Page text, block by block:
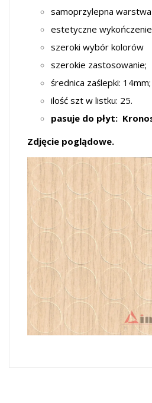
samoprzylepna
estetyczne
szeroki wybór kolorów
szerokie zastosowanie;
średnica zaślepki: 14mm;
ilość szt w listku: 25.
pasuje do płyt:
Zdjęcie poglądowe.